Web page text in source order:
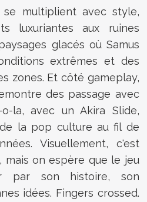
se multiplient avec style,
luxuriantes aux ruines
glacés où Samus
extrêmes et des
zones. Et côté gameplay,
des passage avec
la, avec un Akira Slide,
la pop culture au fil de
Visuellement, c'est
mais on espère que le jeu
par son histoire, son
idées. Fingers crossed.